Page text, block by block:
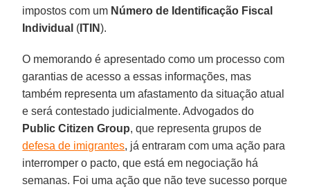
impostos com um Número de Identificação Fiscal
Individual ( ITIN).
O memorando é apresentado como um processo com
garantias de acesso a essas informações, mas
também representa um afastamento da situação atual
e será contestado judicialmente. Advogados do
Public Citizen Group, que representa grupos de
defesa de imigrantes, já entraram com uma ação para
interromper o pacto, que está em negociação há
semanas. Foi uma ação que não teve sucesso porque